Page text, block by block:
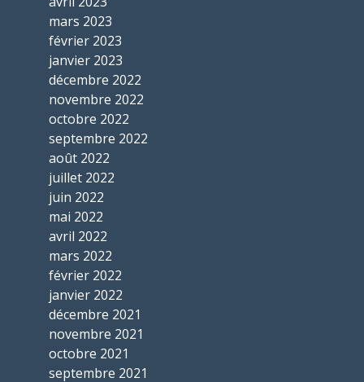
mars 2023
février 2023
janvier 2023
décembre 2022
novembre 2022
octobre 2022
septembre 2022
août 2022
juillet 2022
juin 2022
mai 2022
avril 2022
mars 2022
février 2022
janvier 2022
décembre 2021
novembre 2021
octobre 2021
septembre 2021